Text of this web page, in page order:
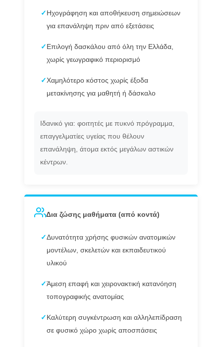
✓ Ηχογράφηση και αποθήκευση σημειώσεων
για επανάληψη πριν από εξετάσεις
✓ Επιλογή δασκάλου από όλη την Ελλάδα,
χωρίς γεωγραφικό περιορισμό
✓Χαμηλότερο κόστος χωρίς έξοδα
μετακίνησης για μαθητή ή δάσκαλο
Ιδανικό για: φοιτητές με πυκνό πρόγραμμα,
επαγγελματίες υγείας που θέλουν
επανάληψη, άτομα εκτός μεγάλων αστικών
κέντρων.
Δια ζώσης μαθήματα (από κοντά)
✓Δυνατότητα χρήσης φυσικών ανατομικών
μοντέλων, σκελετών και εκπαιδευτικού
υλικού
✓Άμεση επαφή και χειρονακτική κατανόηση
τοπογραφικής ανατομίας
✓ Καλύτερη συγκέντρωση και αλληλεπίδραση
σε φυσικό χώρο χωρίς αποσπάσεις